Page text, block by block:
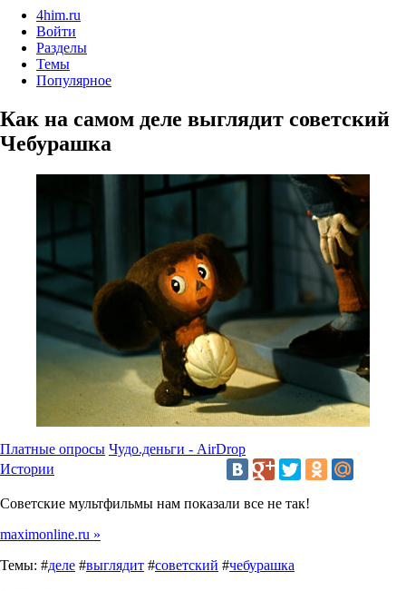
4him.ru
Войти
Разделы
Темы
Популярное
Как на самом деле выглядит советский
Чебурашка
Платные опросы Чудо.деньги - AirDrop
Истории
Советские мультфильмы нам показали все не так!
maximonline.ru »
Темы: #деле #выглядит #советский #чебурашка